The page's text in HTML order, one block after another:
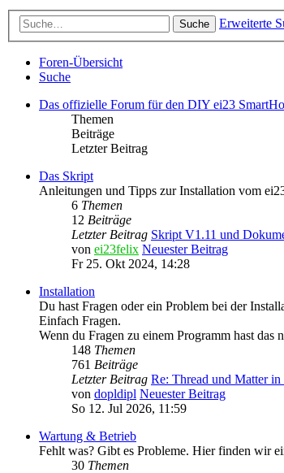
Suche Erweiterte
Foren-Übersicht
Suche
Das offizielle Forum für den DIY ei23
Themen
Beiträge
Letzter Beitrag
Das Skript
Anleitungen und Tipps zur Installation vom
6 Themen
12 Beiträge
Letzter Beitrag Skript V1.11 und
von ei23felix Neuester Beitrag
Fr 25. Okt 2024, 14:28
Installation
Du hast Fragen oder ein Problem bei der
Einfach Fragen.
Wenn du Fragen zu einem Programm hast
148 Themen
761 Beiträge
Letzter Beitrag Re: Thread und Matter
von dopldipl Neuester Beitrag
So 12. Jul 2026, 11:59
Wartung & Betrieb
Fehlt was? Gibt es Probleme. Hier finden wir
30 Themen